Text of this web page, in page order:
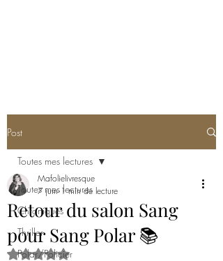
Post
Toutes mes lectures
Chroniques
Thriller
Polar/Policier
Toutes mes lectures
Retour du salon Sang
pour Sang Polar 📚
Mafolielivresque
7 juin 1 min de lecture
Noté NaN étoiles sur 5.